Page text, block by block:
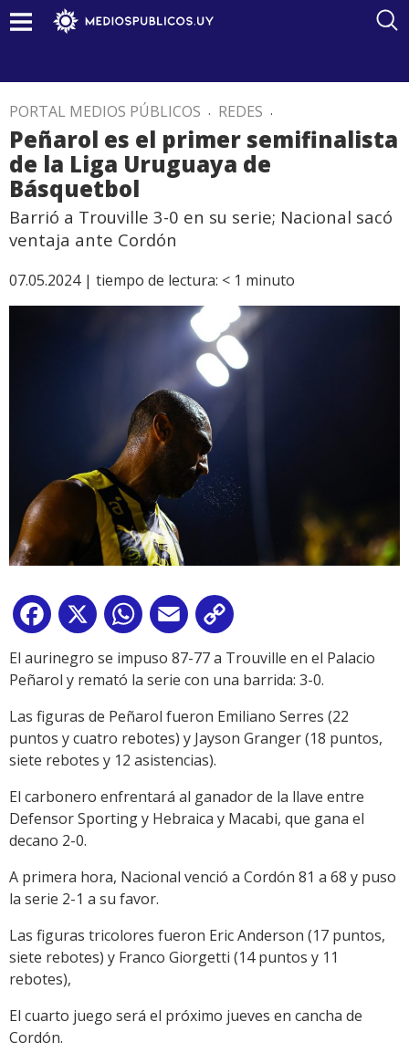
PORTAL MEDIOS PÚBLICOS . REDES .
Peñarol es el primer semifinalista
de la Liga Uruguaya de
Básquetbol
Barrió a Trouville 3-0 en su serie; Nacional sacó
ventaja ante Cordón
07.05.2024 | tiempo de lectura: < 1 minuto
Facebook
X WhatsApp
Email
Link
El aurinegro se impuso 87-77 a Trouville en el Palacio
Peñarol y remató la serie con una barrida: 3-0.
Las figuras de Peñarol fueron Emiliano Serres (22
puntos y cuatro rebotes) y Jayson Granger (18 puntos,
siete rebotes y 12 asistencias).
El carbonero enfrentará al ganador de la llave entre
Defensor Sporting y Hebraica y Macabi, que gana el
decano 2-0.
A primera hora, Nacional venció a Cordón 81 a 68 y puso
la serie 2-1 a su favor.
Las figuras tricolores fueron Eric Anderson (17 puntos,
siete rebotes) y Franco Giorgetti (14 puntos y 11
rebotes),
El cuarto juego será el próximo jueves en cancha de
Cordón.